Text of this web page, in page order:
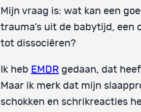
Mijn vraag is: wat kan een
trauma’s uit de babytijd, een
tot dissociëren?
Ik heb EMDR gedaan, dat
Maar ik merk dat mijn
schokken en schrikreacties